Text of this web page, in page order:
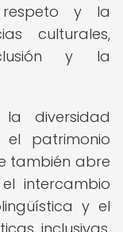
y la
culturales,
y la
diversidad
patrimonio
también abre
intercambio
y el